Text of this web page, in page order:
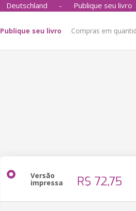
Deutschland - Publique seu livro
Publique seu livro Compras em
Versão
impressa R$ 72,75